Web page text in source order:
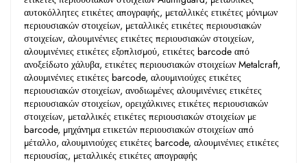
αυτοκόλλητες ετικέτες απογραφής, μεταλλικές ετικέτες μόνιμων
περιουσιακών στοιχείων, μεταλλικές ετικέτες περιουσιακών
στοιχείων, αλουμινένιες ετικέτες περιουσιακών στοιχείων,
αλουμινένιες ετικέτες εξοπλισμού, ετικέτες barcode από
ανοξείδωτο χάλυβα, ετικέτες περιουσιακών στοιχείων Metalcraft,
αλουμινένιες ετικέτες barcode, αλουμινιούχες ετικέτες
περιουσιακών στοιχείων, ανοδιωμένες αλουμινένιες ετικέτες
περιουσιακών στοιχείων, ορειχάλκινες ετικέτες περιουσιακών
στοιχείων, μεταλλικές ετικέτες περιουσιακών στοιχείων με
barcode, μηχάνημα ετικετών περιουσιακών στοιχείων από
μέταλλο, αλουμινιούχες ετικέτες barcode, αλουμινένιες ετικέτες
περιουσίας, μεταλλικές ετικέτες απογραφής